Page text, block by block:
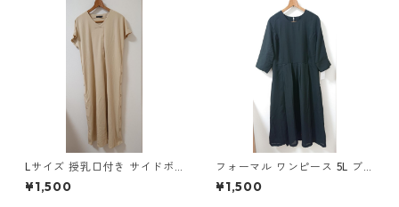
Lサイズ 授乳口付き サイドボ
タンデザイン ワンピース マタ
ニティ ベージュ ◆KIY-1303
¥1,500
フォーマル ワンピース 5L ブ
ラック ◆KIY-1300◆
¥1,500